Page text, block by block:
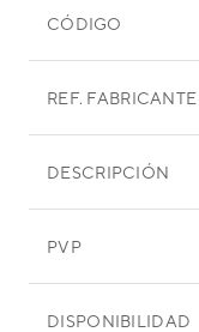
CÓDIGO
REF. FABRICANTE
DESCRIPCIÓN
PVP
DISPONIBILIDAD